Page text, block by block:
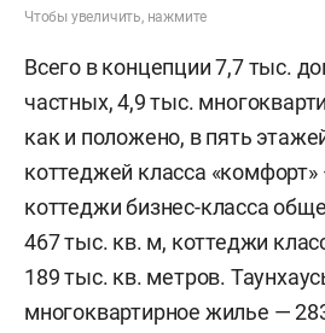
Чтобы увеличить, нажмите
Всего в концепции 7,7 тыс.
частных, 4,9 тыс.
как и положено, в пять
коттеджей класса
коттеджи бизнес-класса
467 тыс. кв. м, коттеджи
189 тыс. кв. метров.
многоквартирное жилье —